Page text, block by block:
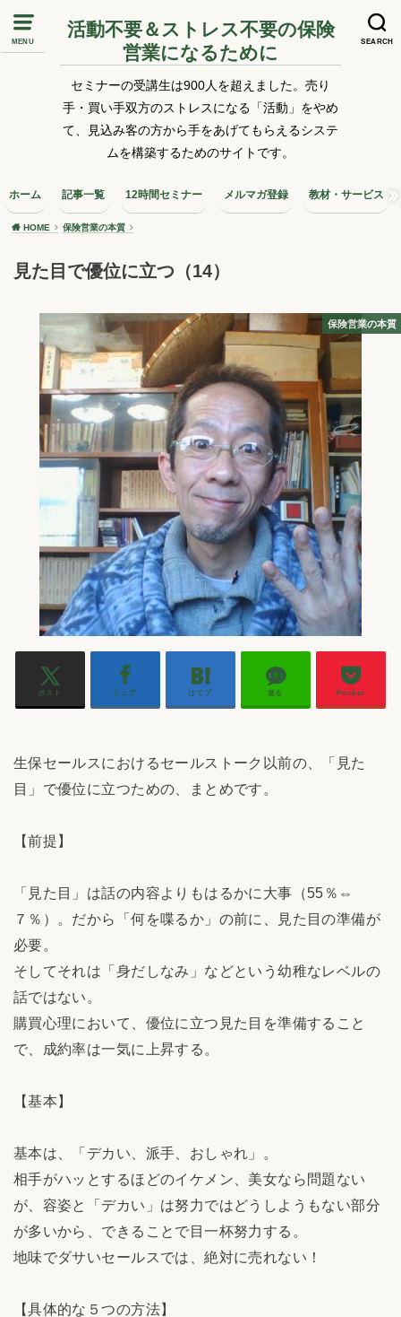
MENU SEARCH
活動不要＆ストレス不要の保険
営業になるために
セミナーの受講生は900人を超えました。売り
手・買い手双方のストレスになる「活動」をやめ
て、見込み客の方から手をあげてもらえるシステ
ムを構築するためのサイトです。
ホーム 記事一覧 12時間セミナー メルマガ登録 教材・サービス
HOME 保険営業の本質
見た目で優位に立つ（14）
保険営業の本質
ポスト シェア はてブ 送る Pocket
生保セールスにおけるセールストーク以前の、「見た
目」で優位に立つための、まとめです。
【前提】
「見た目」は話の内容よりもはるかに大事（55％⇔
７％）。だから「何を喋るか」の前に、見た目の準備が
必要。
そしてそれは「身だしなみ」などという幼稚なレベルの
話ではない。
購買心理において、優位に立つ見た目を準備すること
で、成約率は一気に上昇する。
【基本】
基本は、「デカい、派手、おしゃれ」。
相手がハッとするほどのイケメン、美女なら問題ない
が、容姿と「デカい」は努力ではどうしようもない部分
が多いから、できることで目一杯努力する。
地味でダサいセールスでは、絶対に売れない！
【具体的な５つの方法】